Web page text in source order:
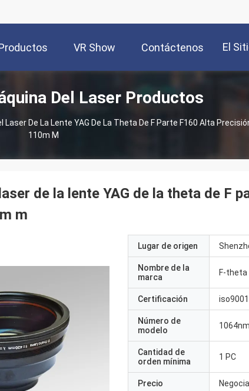
VR Show Contáctenos El
Del Laser Productos
Laser De La Lente YAG De La Theta De F Parte F160 Alta
110m M
de la lente YAG de la theta de F
m
Lugar de origen
Nombre de la
marca
F-theta
Certificación
Número de
modelo
1064nm
Cantidad de
orden mínima
1 PC
Precio